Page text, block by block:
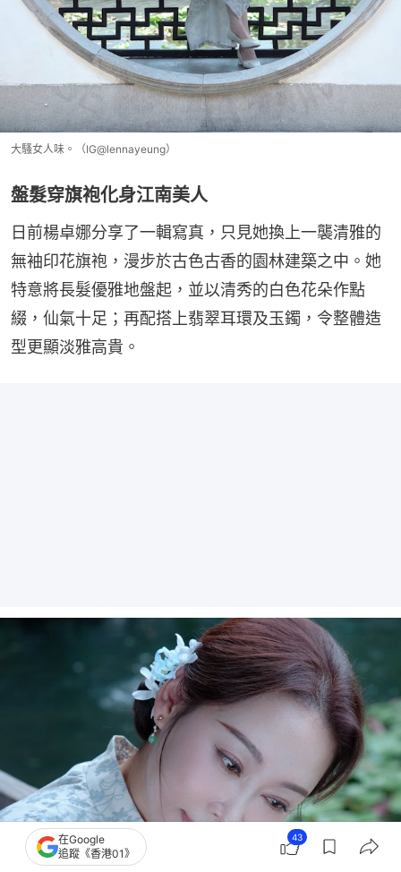
大騷女人味。（IG@lennayeung）
盤髮穿旗袍化身江南美人
日前楊卓娜分享了一輯寫真，只見她換上一襲清雅的
無袖印花旗袍，漫步於古色古香的園林建築之中。她
特意將長髮優雅地盤起，並以清秀的白色花朵作點
綴，仙氣十足；再配搭上翡翠耳環及玉鐲，令整體造
型更顯淡雅高貴。
在Google
追蹤《香港01》
43